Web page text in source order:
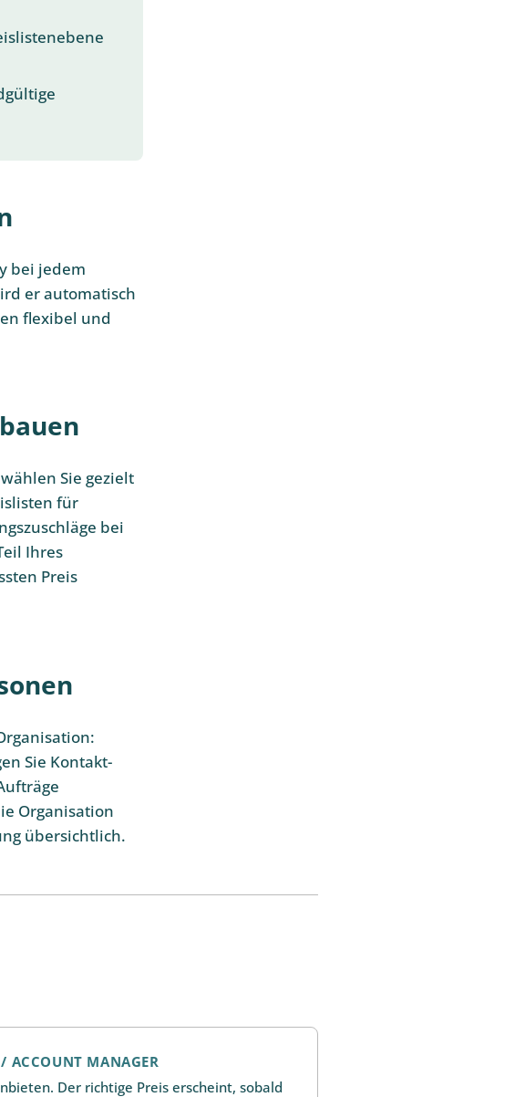
bei jedem
er automatisch
flexibel und
Sie gezielt
für
bei
Ihres
Preis
Sie Kontakt-
Organisation
übersichtlich.
ACCOUNT MANAGER
Der richtige Preis erscheint, sobald